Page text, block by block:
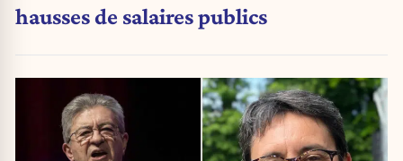
hausses de salaires publics